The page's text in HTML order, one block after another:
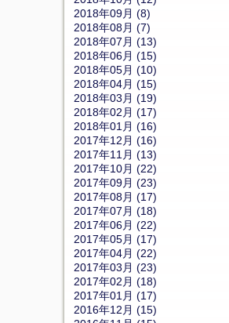
2018年09月 (8)
2018年08月 (7)
2018年07月 (13)
2018年06月 (15)
2018年05月 (10)
2018年04月 (15)
2018年03月 (19)
2018年02月 (17)
2018年01月 (16)
2017年12月 (16)
2017年11月 (13)
2017年10月 (22)
2017年09月 (23)
2017年08月 (17)
2017年07月 (18)
2017年06月 (22)
2017年05月 (17)
2017年04月 (22)
2017年03月 (23)
2017年02月 (18)
2017年01月 (17)
2016年12月 (15)